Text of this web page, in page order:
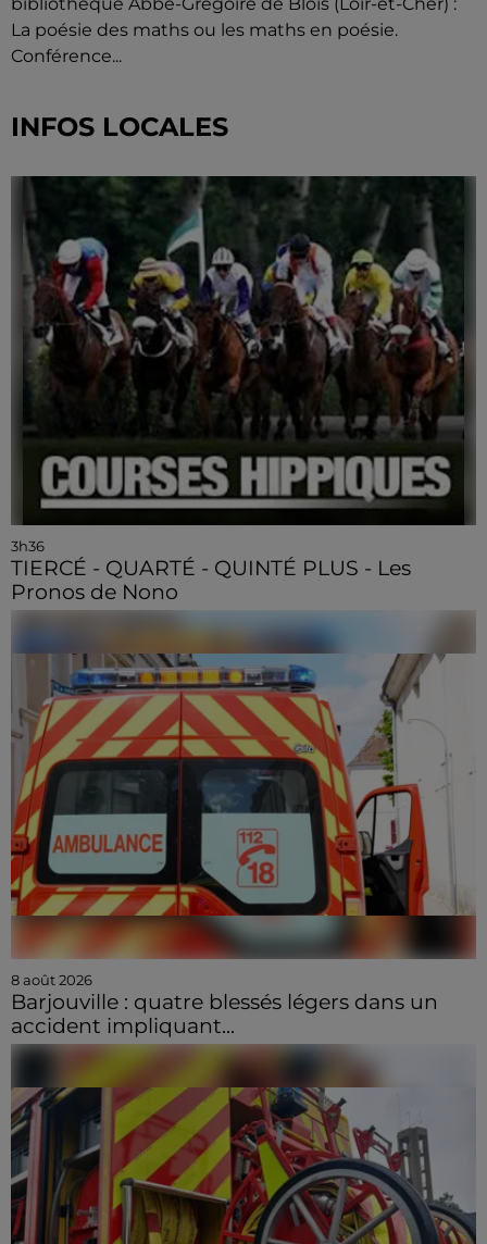
bibliothèque Abbé-Grégoire de Blois (Loir-et-Cher) :
La poésie des maths ou les maths en poésie.
Conférence...
INFOS LOCALES
3h36
TIERCÉ - QUARTÉ - QUINTÉ PLUS - Les
Pronos de Nono
8 août 2026
Barjouville : quatre blessés légers dans un
accident impliquant...